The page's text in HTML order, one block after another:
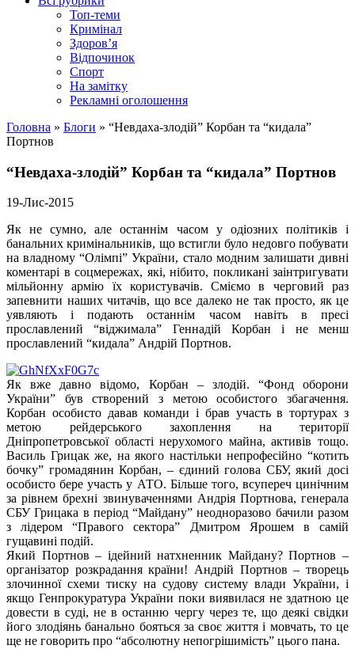
Топ-теми
Кримінал
Здоров’я
Відпочинок
Спорт
На замітку
Рекламні оголошення
Головна » Блоги » “Невдаха-злодій” Корбан та “кидала”
Портнов
“Невдаха-злодій” Корбан та “кидала” Портнов
19-Лис-2015
Як не сумно, але останнім часом у одіозних політиків і
банальних кримінальників, що встигли було недовго побувати
на владному “Олімпі” України, стало модним залишати дивні
коментарі в соцмережах, які, нібито, покликані заінтригувати
мільйонну армію їх користувачів. Сміємо в черговий раз
запевнити наших читачів, що все далеко не так просто, як це
уявляють і подають останнім часом навіть в пресі
прославлений “віджимала” Геннадій Корбан і не менш
прославлений “кидала” Андрій Портнов.
Як вже давно відомо, Корбан – злодій. “Фонд оборони
України” був створений з метою особистого збагачення.
Корбан особисто давав команди і брав участь в тортурах з
метою рейдерського захоплення на території
Дніпропетровської області нерухомого майна, активів тощо.
Василь Грицак же, на якого настільки непрофесійно “котить
бочку” громадянин Корбан, – єдиний голова СБУ, який досі
особисто бере участь у АТО. Більше того, всупереч цинічним
за рівнем брехні звинуваченнями Андрія Портнова, генерала
СБУ Грицака в період “Майдану” неодноразово бачили разом
з лідером “Правого сектора” Дмитром Ярошем в самій
гущавині подій.
Який Портнов – ідейний натхненник Майдану? Портнов –
організатор розкрадання країни! Андрій Портнов – творець
злочинної схеми тиску на судову систему влади України, і
якщо Генпрокуратура України поки виявилася не здатною це
довести в суді, не в останню чергу через те, що деякі свідки
його злодіянь банально бояться за своє життя і мовчать, то це
ще не говорить про “абсолютну непогрішимість” цього пана.